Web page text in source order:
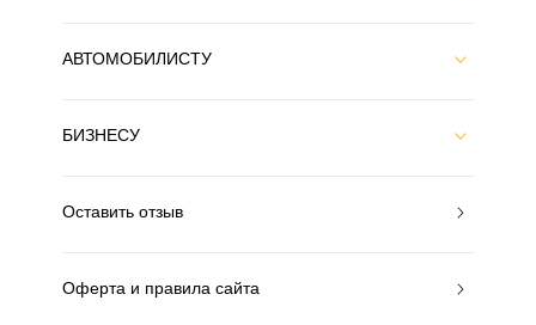
АВТОМОБИЛИСТУ
БИЗНЕСУ
Оставить отзыв
Оферта и правила сайта